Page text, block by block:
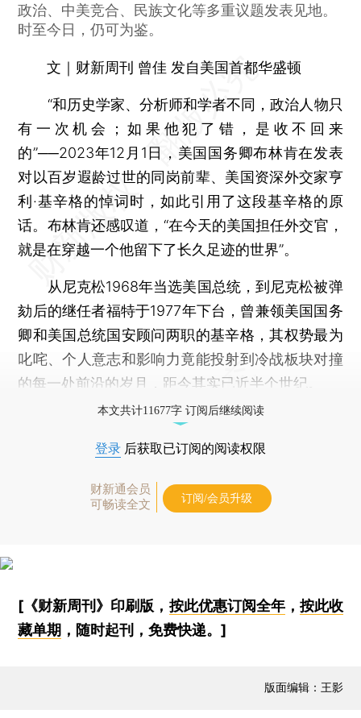
政治、中美竞合、民族文化等多重议题发表见地。
时至今日，仍可为鉴。
文｜财新周刊 曾佳 发自美国首都华盛顿
“和历史学家、分析师和学者不同，政治人物只
有一次机会；如果他犯了错，是收不回来
的”──2023年12月1日，美国国务卿布林肯在发表
对以百岁遐龄过世的同岗前辈、美国资深外交家亨
利·基辛格的悼词时，如此引用了这段基辛格的原
话。布林肯还感叹道，“在今天的美国担任外交官，
就是在穿越一个他留下了长久足迹的世界”。
从尼克松1968年当选美国总统，到尼克松被弹
劾后的继任者福特于1977年下台，曾兼领美国国务
卿和美国总统国安顾问两职的基辛格，其权势最为
叱咤、个人意志和影响力竟能投射到冷战板块对撞
的每一处前沿的岁月，距今其实已近半个世纪。
本文共计11677字 订阅后继续阅读
登录 后获取已订阅的阅读权限
财新通会员
可畅读全文
订阅/会员升级
[《财新周刊》印刷版， 按此优惠订阅全年， 按此收
藏单期 ，随时起刊，免费快递。]
版面编辑：王影